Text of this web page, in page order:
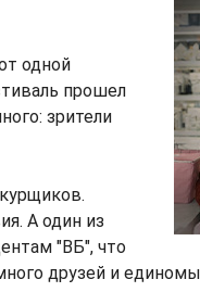
одной
прошел
зрители
А один из
"ВБ", что
друзей и